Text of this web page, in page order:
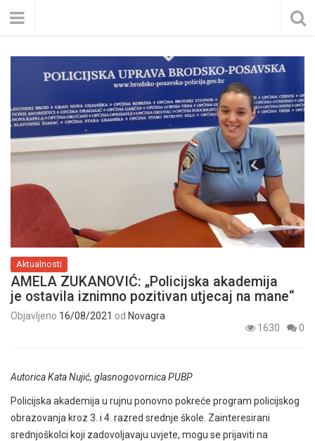
Aktualnosti
AMELA ZUKANOVIĆ: „Policijska akademija
je ostavila iznimno pozitivan utjecaj na mane“
Objavljeno 16/08/2021 od Novagra
1630
0
Autorica Kata Nujić, glasnogovornica PUBP
Policijska akademija u rujnu ponovno pokreće program policijskog
obrazovanja kroz 3. i 4. razred srednje škole. Zainteresirani
srednjoškolci koji zadovoljavaju uvjete, mogu se prijaviti na